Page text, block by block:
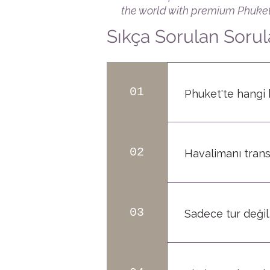
the world with premium
Sıkça Sorulan
01 Phuket'te hangi
Doğru otel bölgesi
danışmanlık
02 Havalimanı
Evet. Phuket
03 Sadece tur
Evet. Phuket'te